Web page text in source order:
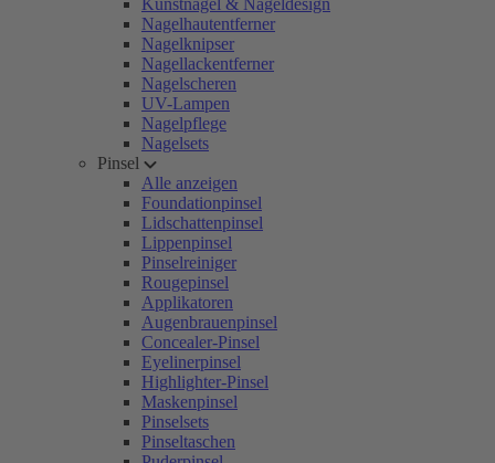
Kunstnägel & Nageldesign
Nagelhautentferner
Nagelknipser
Nagellackentferner
Nagelscheren
UV-Lampen
Nagelpflege
Nagelsets
Pinsel
Alle anzeigen
Foundationpinsel
Lidschattenpinsel
Lippenpinsel
Pinselreiniger
Rougepinsel
Applikatoren
Augenbrauenpinsel
Concealer-Pinsel
Eyelinerpinsel
Highlighter-Pinsel
Maskenpinsel
Pinselsets
Pinseltaschen